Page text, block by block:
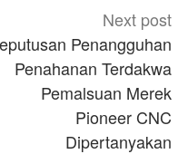
Next post
Penangguhan
Penahanan Terdakwa
Pemalsuan Merek
Pioneer CNC
Dipertanyakan